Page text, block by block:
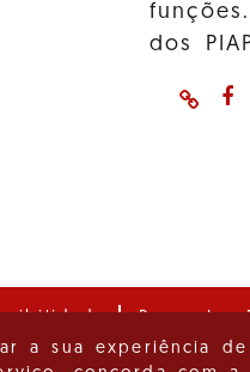
dos
Perguntas
a sua experiência